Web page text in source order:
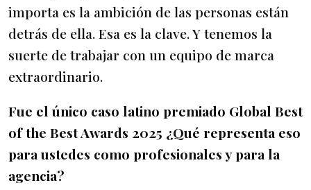
importa es la ambición de las personas están
detrás de ella. Esa es la clave. Y tenemos la
suerte de trabajar con un equipo de marca
extraordinario.
Fue el único caso latino premiado Global Best
of the Best Awards 2025 ¿Qué representa eso
para ustedes como profesionales y para la
agencia?